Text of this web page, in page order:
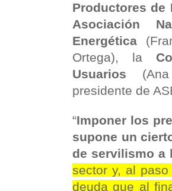
Productores de
Asociación
Energética
Ortega), la
Usuarios
presidente de
“Imponer los
supone un
de servilismo a
sector y, al
deuda que al